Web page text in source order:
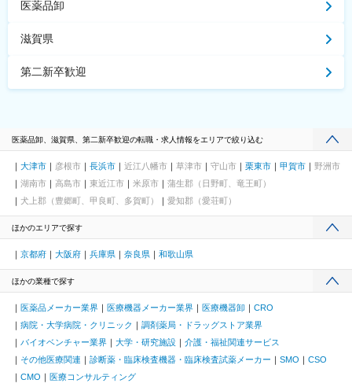
医薬品卸
滋賀県
第二新卒歓迎
医薬品卸、滋賀県、第二新卒歓迎の転職・求人情報をエリアで絞り込む
大津市 彦根市 長浜市 近江八幡市 草津市 守山市 栗東市 甲賀市
野洲市
湖南市
高島市 東近江市 米原市
蒲生郡（日野町、竜王町）
犬上郡（豊郷町、甲良町、多賀町）
愛知郡（愛荘町）
ほかのエリアで探す
京都府 大阪府 兵庫県 奈良県 和歌山県
ほかの業種で探す
医薬品メーカー業界 医療機器メーカー業界 医療機器卸
CRO
病院・大学病院・クリニック
調剤薬局・ドラッグストア業界
バイオベンチャー業界
大学・研究施設
介護・福祉関連サービス
その他医療関連
診断薬・臨床検査機器・臨床検査試薬メーカー SMO
CSO
CMO
医療コンサルティング